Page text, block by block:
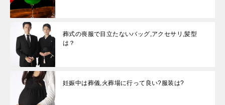
葬式の喪服で目立たないバッグ,アクセサリ,髪型
は？
妊娠中は葬儀,火葬場に行って良い?服装は?